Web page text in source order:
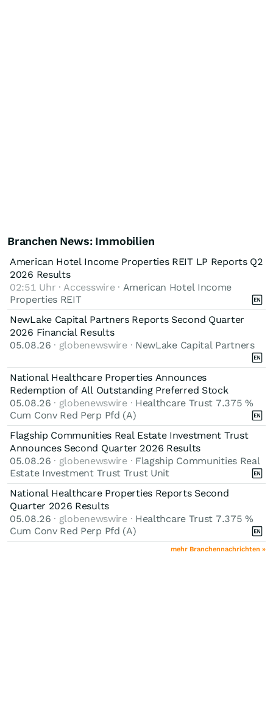
Branchen News: Immobilien
American Hotel Income Properties REIT LP Reports Q2
2026 Results
02:51 Uhr · Accesswire · American Hotel Income
Properties REIT
NewLake Capital Partners Reports Second Quarter
2026 Financial Results
05.08.26 · globenewswire · NewLake Capital Partners
National Healthcare Properties Announces
Redemption of All Outstanding Preferred Stock
05.08.26 · globenewswire · Healthcare Trust 7.375 %
Cum Conv Red Perp Pfd (A)
Flagship Communities Real Estate Investment Trust
Announces Second Quarter 2026 Results
05.08.26 · globenewswire · Flagship Communities Real
Estate Investment Trust Trust Unit
National Healthcare Properties Reports Second
Quarter 2026 Results
05.08.26 · globenewswire · Healthcare Trust 7.375 %
Cum Conv Red Perp Pfd (A)
mehr Branchennachrichten »